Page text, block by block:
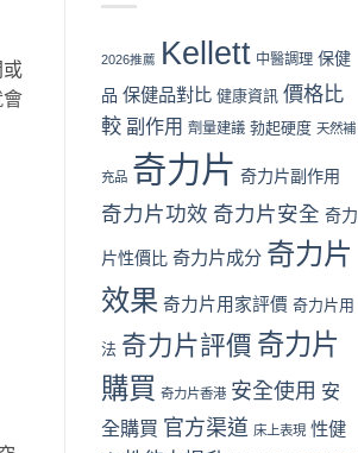
或
會
一
次
看
中
分、
效
用
口
碑
全
對
（2026
香
港
篇）〉
國
性
健
全
比
成
效
果、
價
格
用
家
評
2026推薦 Kellett 中醫調理 保健
品 保健品對比 健康資訊 價格比
較 副作用 劑量建議 勃起硬度 天然補
充品 奇力片 奇力片副作用
奇力片功效 奇力片安全 奇力
片性價比 奇力片成分 奇力片
效果 奇力片用家評價 奇力片用
法 奇力片評價 奇力片
購買 奇力片香港 安全使用 安
全購買 官方渠道 床上表現 性健